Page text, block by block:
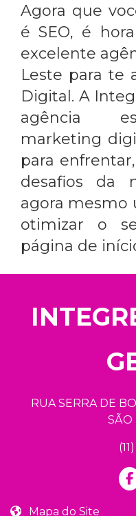
Agora que
é SEO, é
excelente
Leste para te
Digital. A
agência
marketing
para
desafios da
agora mesmo
otimizar o
página de
RUA SERRA DE
SÃO
Mapa do Site